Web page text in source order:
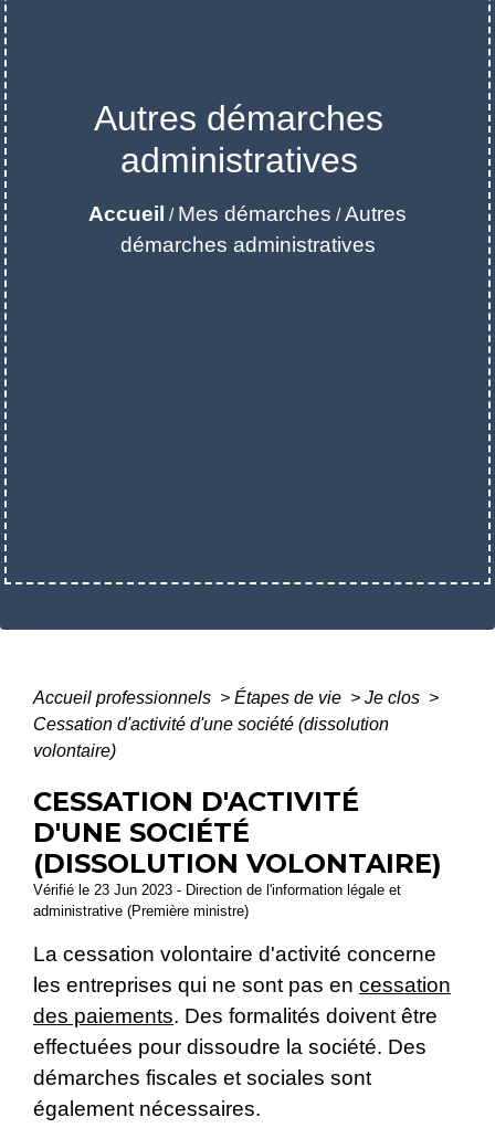
Autres démarches
administratives
Accueil / Mes démarches /Autres
démarches administratives
Accueil professionnels > Étapes de vie > Je clos >
Cessation d'activité d'une société (dissolution
volontaire)
CESSATION D'ACTIVITÉ
D'UNE SOCIÉTÉ
(DISSOLUTION VOLONTAIRE)
Vérifié le 23 Jun 2023 - Direction de l'information légale et
administrative (Première ministre)
La cessation volontaire d'activité concerne
les entreprises qui ne sont pas en cessation
des paiements. Des formalités doivent être
effectuées pour dissoudre la société. Des
démarches fiscales et sociales sont
également nécessaires.